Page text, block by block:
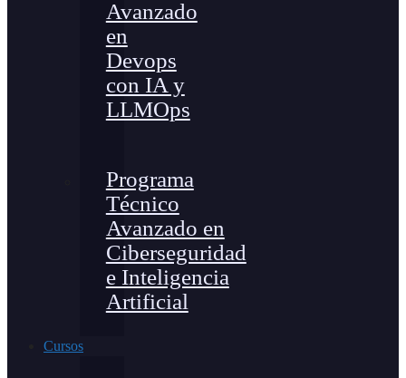
Avanzado
en
Devops
con IA y
LLMOps
Programa
Técnico
Avanzado en
Ciberseguridad
e Inteligencia
Artificial
Cursos